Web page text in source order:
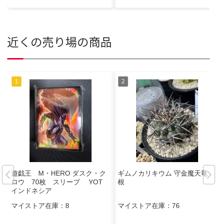
近くの売り場の商品
遊戯王 M・HERO ダスク・ク
ロウ 70枚 スリーブ YOT
インドネシア
マイストア在庫： 8
ギムノカリキウム 守金魔天竜 自
根
マイストア在庫： 76